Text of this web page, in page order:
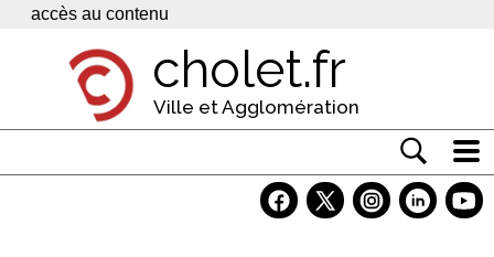
Panneau de gestion des cookies
accès au contenu
cholet.fr
Ville et Agglomération